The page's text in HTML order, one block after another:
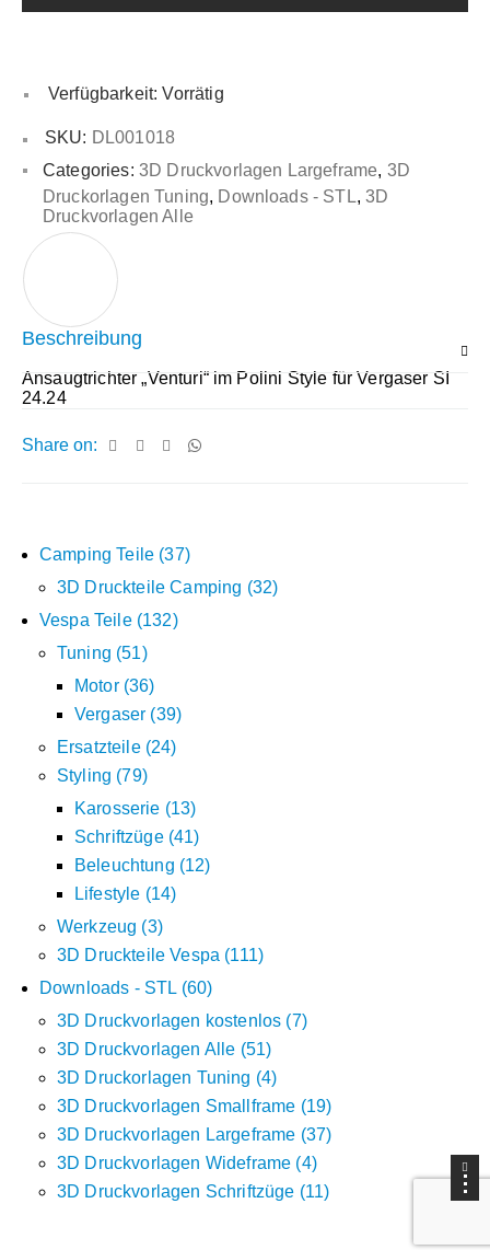
Camping Teile 37
3D Druckteile Camping
32
Vespa Teile
132
Tuning
51
Motor 36
Vergaser 39
Ersatzteile
24
Styling
79
Karosserie 13
Schriftzüge 41
Beleuchtung
12
Lifestyle 14
Werkzeug
3
3D Druckteile Vespa
111
Downloads - STL 60
3D Druckvorlagen kostenlos 7
3D Druckvorlagen Alle 51
3D Druckorlagen Tuning
4
3D Druckvorlagen Smallframe 19
3D Druckvorlagen Largeframe 37
3D Druckvorlagen Wideframe 4
3D Druckvorlagen Schriftzüge 11
Verfügbarkeit: Vorrätig
Share on:
SKU: DL001018
Categories: 3D Druckvorlagen Largeframe, 3D
Druckorlagen Tuning, Downloads - STL,3D
Druckvorlagen Alle
Beschreibung
Ansaugtrichter „Venturi“ im Polini Style für Vergaser SI
24.24